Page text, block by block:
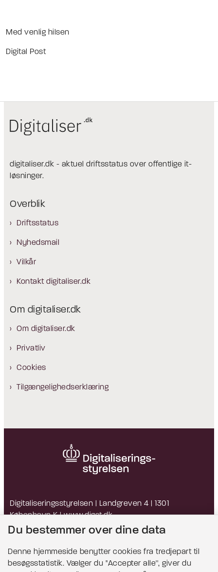
Med venlig hilsen
Digital Post
digitaliser.dk - aktuel driftsstatus over offentlige it-
løsninger.
Overblik
Driftsstatus
Nyhedsmail
Vilkår
Kontakt digitaliser.dk
Om digitaliser.dk
Om digitaliser.dk
Privatliv
Cookies
Tilgængelighedserklæring
Digitaliseringsstyrelsen | Landgreven 4 | 1301
København K |www.digst.dk
EAN: 5798009814203 | CVR: 34051178
Du bestemmer over dine data
Denne hjemmeside benytter cookies fra tredjepart til
besøgsstatistik. Vælger du ''Accepter alle'', giver du